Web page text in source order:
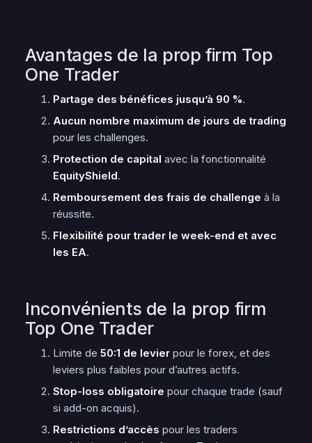
Avantages de la prop firm Top
One Trader
Partage des bénéfices jusqu’à 90 %.
Aucun nombre maximum de jours de trading
pour les challenges.
Protection de capital avec la fonctionnalité
EquityShield.
Remboursement des frais de challenge à la
réussite.
Flexibilité pour trader le week-end et avec
les EA.
Inconvénients de la prop firm
Top One Trader
Limite de 50:1 de levier pour le forex, et des
leviers plus faibles pour d’autres actifs.
Stop-loss obligatoire pour chaque trade (sauf
si add-on acquis).
Restrictions d’accès pour les traders